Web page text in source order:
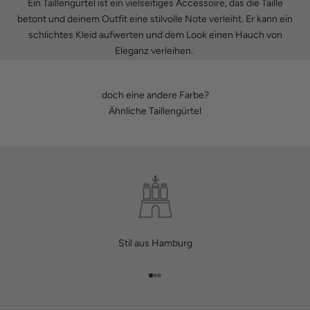
Ein Taillengürtel ist ein vielseitiges Accessoire, das die Taille
betont und deinem Outfit eine stilvolle Note verleiht. Er kann ein
schlichtes Kleid aufwerten und dem Look einen Hauch von
Eleganz verleihen.
doch eine andere Farbe?
Ähnliche Taillengürtel
Stil aus Hamburg
Gehe zu Element 1
Gehe zu Element 2
Gehe zu Element 3